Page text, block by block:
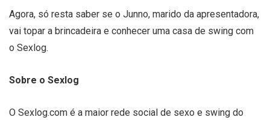
Agora, só resta saber se o Junno, marido da apresentadora,
vai topar a brincadeira e conhecer uma casa de swing com
o Sexlog.
Sobre o Sexlog
O Sexlog.com é a maior rede social de sexo e swing do